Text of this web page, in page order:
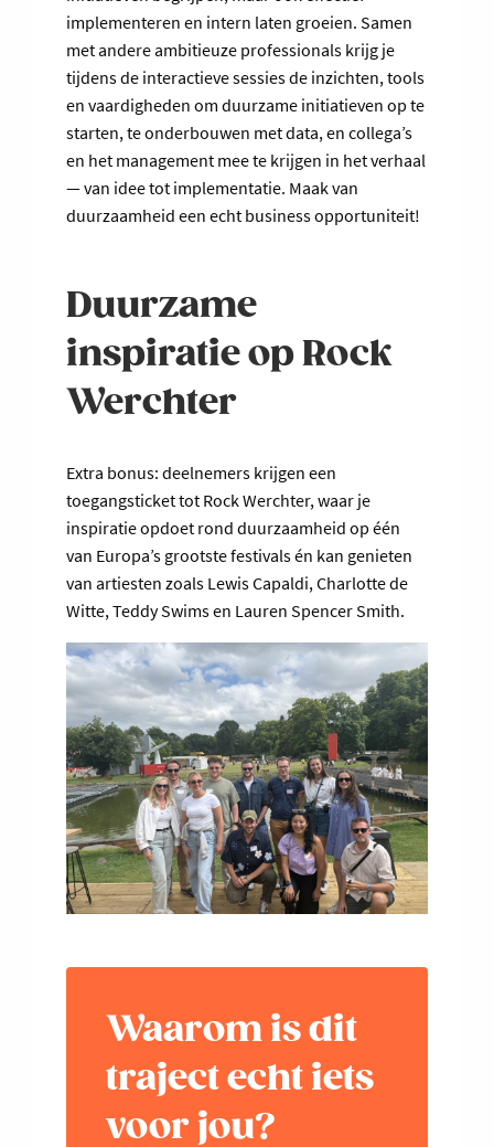
implementeren en intern laten groeien. Samen
met andere ambitieuze professionals krijg je
tijdens de interactieve sessies de inzichten, tools
en vaardigheden om duurzame initiatieven op te
starten, te onderbouwen met data, en collega’s
en het management mee te krijgen in het verhaal
— van idee tot implementatie. Maak van
duurzaamheid een echt business opportuniteit!
Duurzame
inspiratie op Rock
Werchter
Extra bonus: deelnemers krijgen een
toegangsticket tot Rock Werchter, waar je
inspiratie opdoet rond duurzaamheid op één
van Europa’s grootste festivals én kan genieten
van artiesten zoals Lewis Capaldi, Charlotte de
Witte, Teddy Swims en Lauren Spencer Smith.
Waarom is dit
traject echt iets
voor jou?